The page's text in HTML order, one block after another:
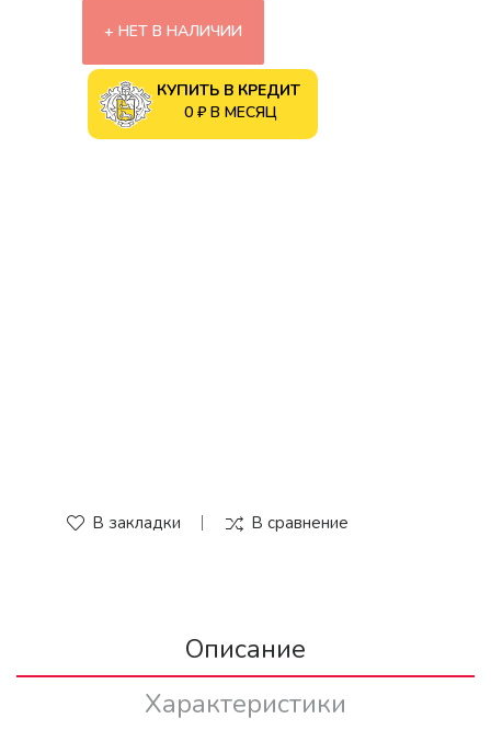
НЕТ В НАЛИЧИИ
КУПИТЬ В КРЕДИТ
0 ₽ В МЕСЯЦ
В закладки В сравнение
Описание
Характеристики